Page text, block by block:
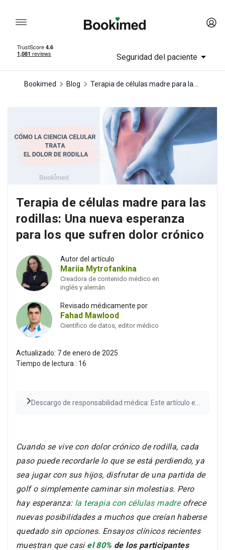
Seguridad del paciente
Bookimed Blog Terapia de células madre para las rodillas: Una nueva esperanza para los que sufren dolor crónico
Terapia de células madre para las
rodillas: Una nueva esperanza
para los que sufren dolor crónico
Autor del artículo
Mariia Mytrofankina
Creadora de contenido médico en
inglés y alemán
Revisado médicamente por
Fahad Mawlood
Científico de datos, editor médico
Actualizado: 7 de enero de 2025
Tiempo de lectura : 16
Descargo de responsabilidad médica: Este artículo es
tomar decisiones médicas. Los resultados pueden
Lea el descargo de responsabilidad completo
Cuando se vive con dolor crónico de rodilla, cada
paso puede recordarle lo que se está perdiendo, ya
sea jugar con sus hijos, disfrutar de una partida de
golf o simplemente caminar sin molestias. Pero
hay esperanza: la terapia con células madreofrece
nuevas posibilidades a muchos que creían haberse
quedado sin opciones. Ensayos clínicos recientes
muestran que casi el 80% de los participantes